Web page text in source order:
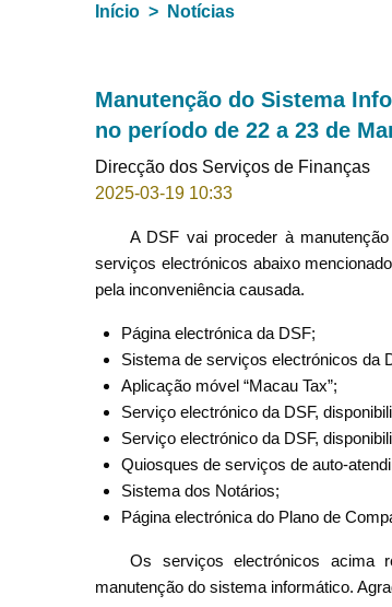
Início Notícias
Manutenção do Sistema
no período de 22 a 23 de
Direcção dos Serviços de Finanças
2025-03-19 10:33
A DSF vai proceder à
serviços electrónicos abaixo
pela inconveniência causada.
Página electrónica da DSF;
Sistema de serviços electrónicos da
Aplicação móvel “Macau Tax”;
Serviço electrónico da DSF,
Serviço electrónico da DSF,
Quiosques de serviços de auto-
Sistema dos Notários;
Página electrónica do Plano de
Os serviços electrónicos acima
manutenção do sistema informático.